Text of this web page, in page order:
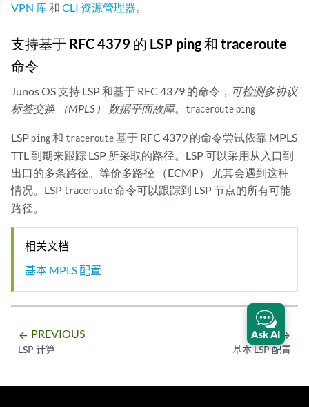
VPN 库和 CLI 资源管理器。
支持基于 RFC 4379 的 LSP ping 和 traceroute
命令
Junos OS 支持 LSP 和基于 RFC 4379 的命令， 可检测多协议
标签交换 （MPLS） 数据平面故障。 tracerouteping
LSPping和 traceroute基于 RFC 4379 的命令尝试依靠 MPLS
TTL 到期来跟踪 LSP 所采取的路径。LSP 可以采用从入口到
出口的多条路径。等价多路径 （ECMP） 尤其会遇到这种
情况。LSP traceroute命令可以跟踪到 LSP 节点的所有可能
路径。
相关文档
基本 MPLS 配置
arrow_backward PREVIOUS
LSP 计算
NEXT arrow_forward
基本 LSP 配置
Ask AI